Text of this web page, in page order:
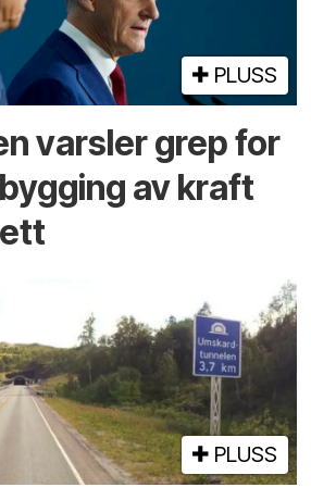
PLUSS
varsler grep for
av kraft
PLUSS